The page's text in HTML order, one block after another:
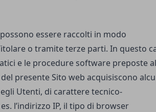
essere raccolti in modo
o tramite terze parti. In questo
e le procedure software preposte al
presente Sito web acquisiscono
Utenti, di carattere tecnico-
l’indirizzo IP, il tipo di browser